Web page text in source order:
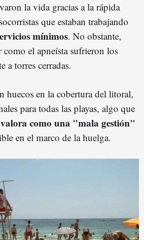
la vida gracias a la rápida
que estaban trabajando
mínimos. No obstante,
como el apneísta sufrieron los
a torres cerradas.
huecos en la cobertura del litoral,
para todas las playas, algo que
valora como una "mala gestión"
en el marco de la huelga.